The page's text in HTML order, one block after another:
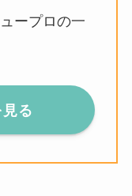
ープロの一
る